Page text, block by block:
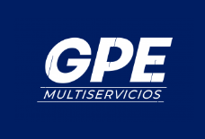
contenido